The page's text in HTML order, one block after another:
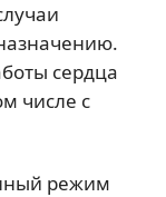
сердца
числе с
режим